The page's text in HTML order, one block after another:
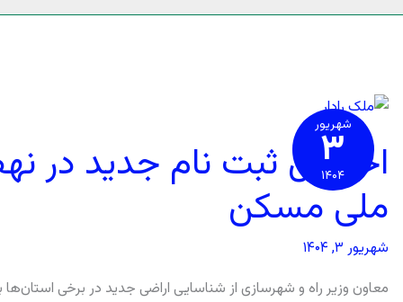
شهریور
۳
۱۴۰۴
احتمال ثبت نام جدید در
ملی مسکن
شهریور ۳, ۱۴۰۴
معاون وزیر راه و شهرسازی از شناسایی اراضی جدید در برخی استان‌ها
احتمال
ثبت
نام
جدید
ملی
مسکن